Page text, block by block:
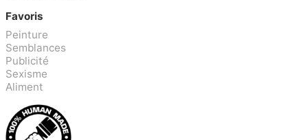
Favoris
Peinture
Semblances
Publicité
Sexisme
Aliment